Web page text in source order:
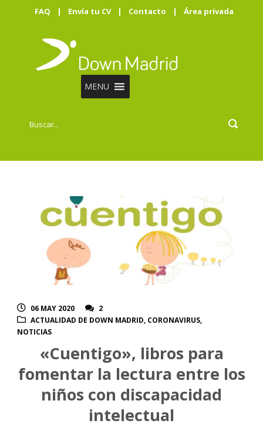
FAQ | Envía tu CV | Contacto | Área privada
MENU
06 MAY 2020
2
ACTUALIDAD DE DOWN MADRID, CORONAVIRUS,
NOTICIAS
«Cuentigo», libros para
fomentar la lectura entre los
niños con discapacidad
intelectual